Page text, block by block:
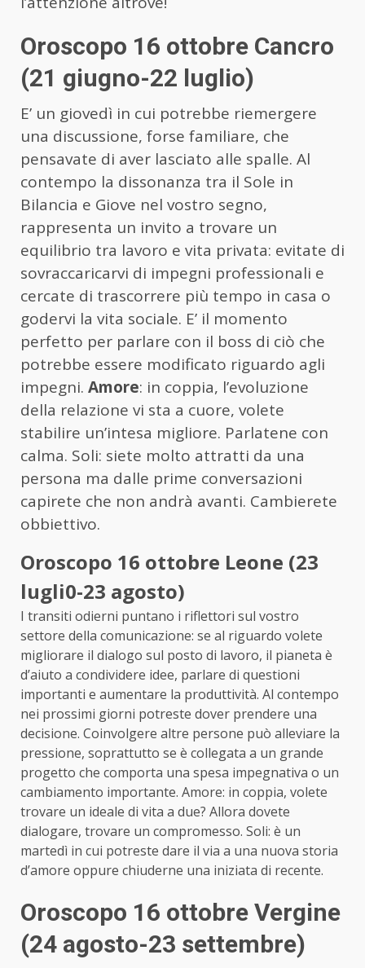
Oroscopo 16 ottobre Cancro
(21 giugno-22 luglio)
E’ un giovedì in cui potrebbe riemergere
una discussione, forse familiare, che
pensavate di aver lasciato alle spalle. Al
contempo la dissonanza tra il Sole in
Bilancia e Giove nel vostro segno,
rappresenta un invito a trovare un
equilibrio tra lavoro e vita privata: evitate di
sovraccaricarvi di impegni professionali e
cercate di trascorrere più tempo in casa o
godervi la vita sociale. E’ il momento
perfetto per parlare con il boss di ciò che
potrebbe essere modificato riguardo agli
impegni. Amore: in coppia, l’evoluzione
della relazione vi sta a cuore, volete
stabilire un’intesa migliore. Parlatene con
calma. Soli: siete molto attratti da una
persona ma dalle prime conversazioni
capirete che non andrà avanti. Cambierete
obbiettivo.
Oroscopo 16 ottobre Leone (23
lugli0-23 agosto)
I transiti odierni puntano i riflettori sul vostro
settore della comunicazione: se al riguardo volete
migliorare il dialogo sul posto di lavoro, il pianeta è
d’aiuto a condividere idee, parlare di questioni
importanti e aumentare la produttività. Al contempo
nei prossimi giorni potreste dover prendere una
decisione. Coinvolgere altre persone può alleviare la
pressione, soprattutto se è collegata a un grande
progetto che comporta una spesa impegnativa o un
cambiamento importante. Amore: in coppia, volete
trovare un ideale di vita a due? Allora dovete
dialogare, trovare un compromesso. Soli: è un
martedì in cui potreste dare il via a una nuova storia
d’amore oppure chiuderne una iniziata di recente.
Oroscopo 16 ottobre Vergine
(24 agosto-23 settembre)